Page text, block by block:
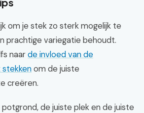
om je stek zo sterk mogelijk te
prachtige variegatie behoudt.
naarde invloed van de
om de juiste
creëren.
de juiste plek en de juiste